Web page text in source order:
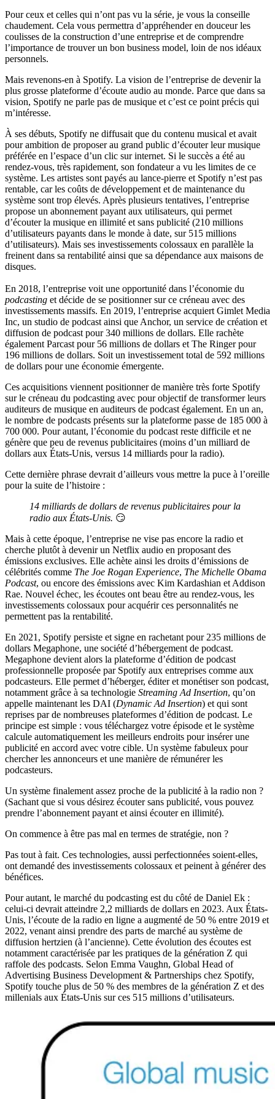
Pour ceux et celles qui n’ont pas vu la série, je vous la conseille
chaudement. Cela vous permettra d’appréhender en douceur les
coulisses de la construction d’une entreprise et de comprendre
l’importance de trouver un bon business model, loin de nos idéaux
personnels.
Mais revenons-en à Spotify. La vision de l’entreprise de devenir la
plus grosse plateforme d’écoute audio au monde. Parce que dans sa
vision, Spotify ne parle pas de musique et c’est ce point précis qui
m’intéresse.
À ses débuts, Spotify ne diffusait que du contenu musical et avait
pour ambition de proposer au grand public d’écouter leur musique
préférée en l’espace d’un clic sur internet. Si le succès a été au
rendez-vous, très rapidement, son fondateur a vu les limites de ce
système. Les artistes sont payés au lance-pierre et Spotify n’est pas
rentable, car les coûts de développement et de maintenance du
système sont trop élevés. Après plusieurs tentatives, l’entreprise
propose un abonnement payant aux utilisateurs, qui permet
d’écouter la musique en illimité et sans publicité (210 millions
d’utilisateurs payants dans le monde à date, sur 515 millions
d’utilisateurs). Mais ses investissements colossaux en parallèle la
freinent dans sa rentabilité ainsi que sa dépendance aux maisons de
disques.
En 2018, l’entreprise voit une opportunité dans l’économie du
podcasting et décide de se positionner sur ce créneau avec des
investissements massifs. En 2019, l’entreprise acquiert Gimlet Media
Inc, un studio de podcast ainsi que Anchor, un service de création et
diffusion de podcast pour 340 millions de dollars. Elle rachète
également Parcast pour 56 millions de dollars et The Ringer pour
196 millions de dollars. Soit un investissement total de 592 millions
de dollars pour une économie émergente.
Ces acquisitions viennent positionner de manière très forte Spotify
sur le créneau du podcasting avec pour objectif de transformer leurs
auditeurs de musique en auditeurs de podcast également. En un an,
le nombre de podcasts présents sur la plateforme passe de 185 000 à
700 000. Pour autant, l’économie du podcast reste difficile et ne
génère que peu de revenus publicitaires (moins d’un milliard de
dollars aux États-Unis, versus 14 milliards pour la radio).
Cette dernière phrase devrait d’ailleurs vous mettre la puce à l’oreille
pour la suite de l’histoire :
14 milliards de dollars de revenus publicitaires pour la
radio aux États-Unis. 😏
Mais à cette époque, l’entreprise ne vise pas encore la radio et
cherche plutôt à devenir un Netflix audio en proposant des
émissions exclusives. Elle achète ainsi les droits d’émissions de
célébrités comme The Joe Rogan Experience, The Michelle Obama
Podcast, ou encore des émissions avec Kim Kardashian et Addison
Rae. Nouvel échec, les écoutes ont beau être au rendez-vous, les
investissements colossaux pour acquérir ces personnalités ne
permettent pas la rentabilité.
En 2021, Spotify persiste et signe en rachetant pour 235 millions de
dollars Megaphone, une société d’hébergement de podcast.
Megaphone devient alors la plateforme d’édition de podcast
professionnelle proposée par Spotify aux entreprises comme aux
podcasteurs. Elle permet d’héberger, éditer et monétiser son podcast,
notamment grâce à sa technologie Streaming Ad Insertion, qu’on
appelle maintenant les DAI (Dynamic Ad Insertion) et qui sont
reprises par de nombreuses plateformes d’édition de podcast. Le
principe est simple : vous téléchargez votre épisode et le système
calcule automatiquement les meilleurs endroits pour insérer une
publicité en accord avec votre cible. Un système fabuleux pour
chercher les annonceurs et une manière de rémunérer les
podcasteurs.
Un système finalement assez proche de la publicité à la radio non ?
(Sachant que si vous désirez écouter sans publicité, vous pouvez
prendre l’abonnement payant et ainsi écouter en illimité).
On commence à être pas mal en termes de stratégie, non ?
Pas tout à fait. Ces technologies, aussi perfectionnées soient-elles,
ont demandé des investissements colossaux et peinent à générer des
bénéfices.
Pour autant, le marché du podcasting est du côté de Daniel Ek :
celui-ci devrait atteindre 2,2 milliards de dollars en 2023. Aux États-
Unis, l’écoute de la radio en ligne a augmenté de 50 % entre 2019 et
2022, venant ainsi prendre des parts de marché au système de
diffusion hertzien (à l’ancienne). Cette évolution des écoutes est
notamment caractérisée par les pratiques de la génération Z qui
raffole des podcasts. Selon Emma Vaughn, Global Head of
Advertising Business Development & Partnerships chez Spotify,
Spotify touche plus de 50 % des membres de la génération Z et des
millenials aux États-Unis sur ces 515 millions d’utilisateurs.